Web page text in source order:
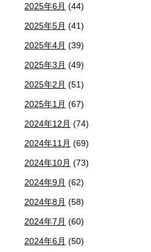
2025年6月 (44)
2025年5月 (41)
2025年4月 (39)
2025年3月 (49)
2025年2月 (51)
2025年1月 (67)
2024年12月 (74)
2024年11月 (69)
2024年10月 (73)
2024年9月 (62)
2024年8月 (58)
2024年7月 (60)
2024年6月 (50)